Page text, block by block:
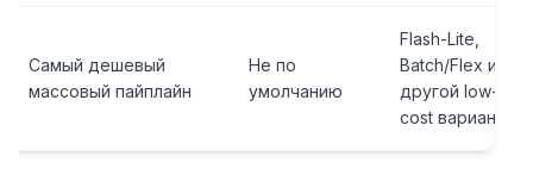
Самый дешевый
массовый пайплайн
Не по
умолчанию
Flash-Lite,
Batch/Flex или
другой low-
cost вариант